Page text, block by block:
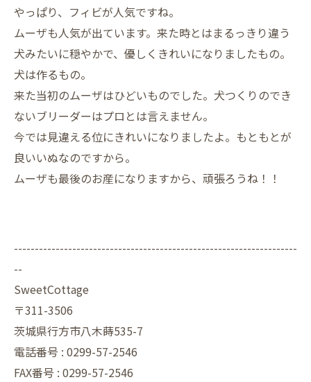
やっぱり、フィビが人気ですね。
ムーザも人気が出ています。来た時とはまるっきり違う
犬みたいに穏やかで、優しくきれいになりましたもの。
犬は作るもの。
来た当初のムーザはひどいものでした。犬つくりのでき
ないブリーダーはプロとは言えません。
今では見違える位にきれいになりましたよ。もともとが
良いいぬなのですから。
ムーザも最後のお産になりますから、頑張ろうね！！
--------------------------------------------------------------------
--
SweetCottage
〒311-3506
茨城県行方市八木蒔535-7
電話番号 : 0299-57-2546
FAX番号 : 0299-57-2546